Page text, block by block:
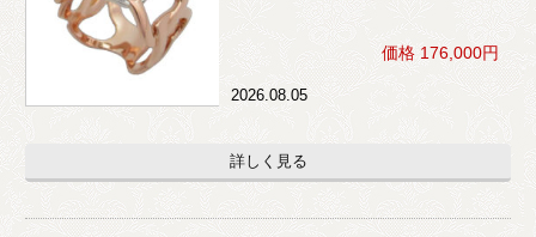
価格 176,000円
2026.08.05
詳しく見る